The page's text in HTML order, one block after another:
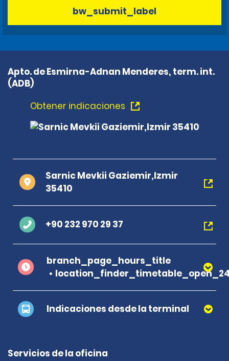
bw_submit_label
Apto. de Esmirna-Adnan Menderes, term. int.
(ADB)
Obtener indicaciones
Sarnic Mevkii Gaziemir,Izmir
35410
+90 232 970 29 37
branch_page_hours_title
Indicaciones desde la terminal
Servicios de la oficina